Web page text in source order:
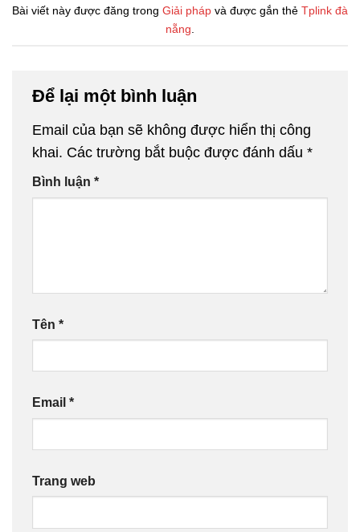
Bài viết này được đăng trong Giải pháp và được gắn thẻ Tplink đà
nẵng
Để lại một bình luận
Email của bạn sẽ không được hiển thị công
khai. Các trường bắt buộc được đánh dấu *
Bình luận *
Tên *
Email *
Trang web